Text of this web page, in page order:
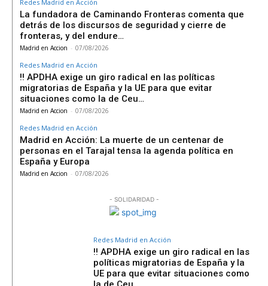
Redes Madrid en Acción
La fundadora de Caminando Fronteras comenta que
detrás de los discursos de seguridad y cierre de
fronteras, y del endure…
Madrid en Accion - 07/08/2026
Redes Madrid en Acción
‼️ APDHA exige un giro radical en las políticas
migratorias de España y la UE para que evitar
situaciones como la de Ceu…
Madrid en Accion - 07/08/2026
Redes Madrid en Acción
Madrid en Acción: La muerte de un centenar de
personas en el Tarajal tensa la agenda política en
España y Europa
Madrid en Accion - 07/08/2026
- SOLIDARIDAD -
Redes Madrid en Acción
‼️ APDHA exige un giro radical en las
políticas migratorias de España y la
UE para que evitar situaciones como